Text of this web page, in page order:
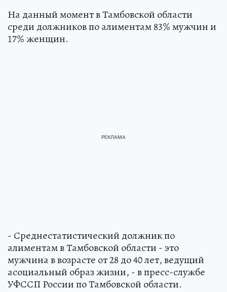
На данный момент в Тамбовской области
среди должников по алиментам 83% мужчин и
17% женщин.
- Среднестатистический должник по
алиментам в Тамбовской области - это
мужчина в возрасте от 28 до 40 лет, ведущий
асоциальный образ жизни, - в пресс-службе
УФССП России по Тамбовской области.